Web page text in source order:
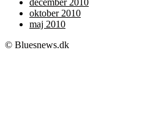
oktober 2010
maj 2010
© Bluesnews.dk